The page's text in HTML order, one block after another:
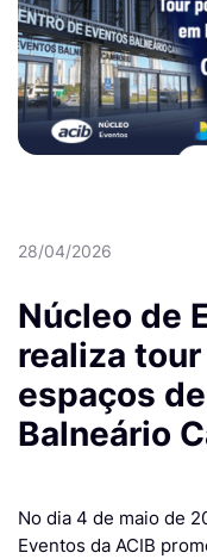
28/04/2026
Núcleo de
realiza
espaços
Balneário
No dia 4 de maio de
Eventos da ACIB